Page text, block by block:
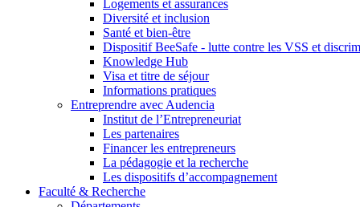
Logements et assurances
Diversité et inclusion
Santé et bien-être
Dispositif BeeSafe - lutte contre les VSS et
Knowledge Hub
Visa et titre de séjour
Informations pratiques
Entreprendre avec Audencia
Institut de l’Entrepreneuriat
Les partenaires
Financer les entrepreneurs
La pédagogie et la recherche
Les dispositifs d’accompagnement
Faculté & Recherche